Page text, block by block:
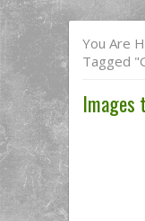
You Are
Tagged
Images